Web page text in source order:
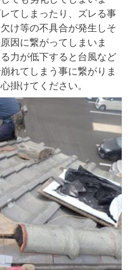
てしまったり、ズレる事
け等の不具合が発生しそ
因に繋がってしまいま
力が低下すると台風など
れてしまう事に繋がりま
掛けてください。